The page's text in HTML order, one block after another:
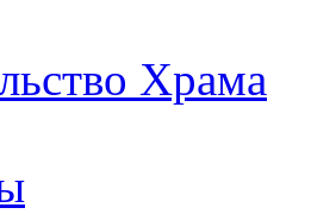
Храма